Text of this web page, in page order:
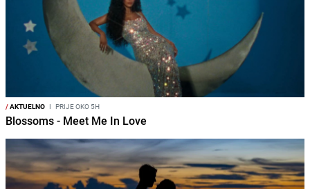
/AKTUELNO I PRIJE OKO 5H
Blossoms - Meet Me In Love